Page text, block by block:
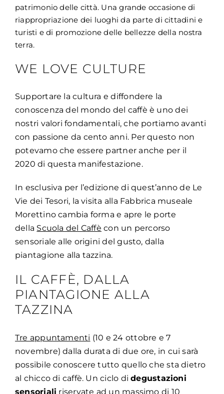
patrimonio delle città. Una grande occasione di
riappropriazione dei luoghi da parte di cittadini e
turisti e di promozione delle bellezze della nostra
terra.
WE LOVE CULTURE
Supportare la cultura e diffondere la
conoscenza del mondo del caffè è uno dei
nostri valori fondamentali, che portiamo avanti
con passione da cento anni. Per questo non
potevamo che essere partner anche per il
2020 di questa manifestazione.
In esclusiva per l’edizione di quest’anno de Le
Vie dei Tesori, la visita alla Fabbrica museale
Morettino cambia forma e apre le porte
della Scuola del Caffè con un percorso
sensoriale alle origini del gusto, dalla
piantagione alla tazzina.
IL CAFFÈ, DALLA
PIANTAGIONE ALLA
TAZZINA
Tre appuntamenti (10 e 24 ottobre e 7
novembre) dalla durata di due ore, in cui sarà
possibile conoscere tutto quello che sta dietro
al chicco di caffè. Un ciclo didegustazioni
sensoriali riservate ad un massimo di 10